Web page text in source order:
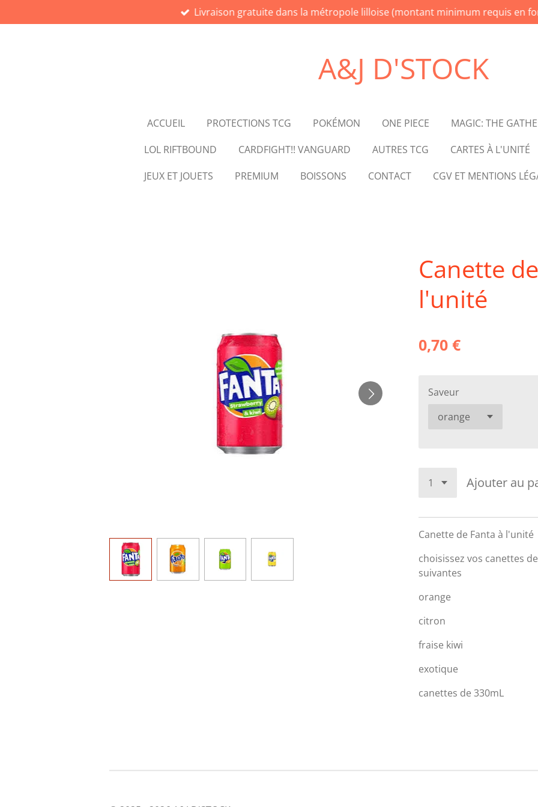
au
Livraison gratuite dans la métropole lilloise (montant minimum requis en
A&J D'STOCK
ACCUEIL PROTECTIONS TCG POKÉMON ONE PIECE MAGIC: THE
LOL RIFTBOUND
CARDFIGHT!! VANGUARD AUTRES TCG CARTES À L'UNITÉ
JEUX ET JOUETS
PREMIUM BOISSONS CONTACT CGV ET MENTIONS
Canette
l'unité
0,70 €
Saveur
Ajouter au
Canette de Fanta à l'unité
choisissez vos canettes
suivantes
orange
citron
fraise kiwi
exotique
canettes de 330mL